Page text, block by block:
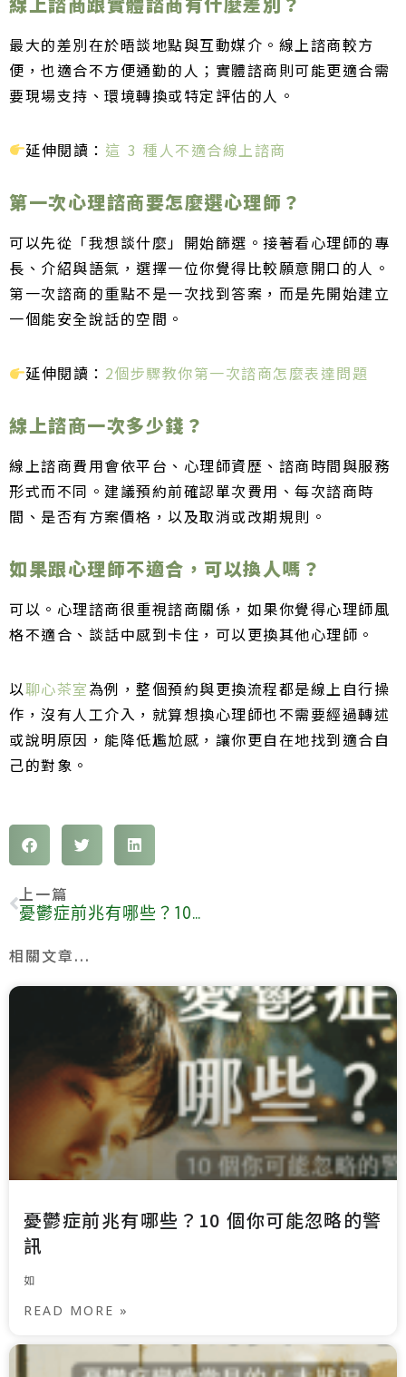
最大的差別在於晤談地點與互動媒介。線上諮商較方
便，也適合不方便通勤的人；實體諮商則可能更適合需
要現場支持、環境轉換或特定評估的人。
延伸閱讀： 這 3 種人不適合線上諮商
第一次心理諮商要怎麼選心理師？
可以先從「我想談什麼」開始篩選。接著看心理師的專
長、介紹與語氣，選擇一位你覺得比較願意開口的人。
第一次諮商的重點不是一次找到答案，而是先開始建立
一個能安全說話的空間。
延伸閱讀： 2個步驟教你第一次諮商怎麼表達問題
線上諮商一次多少錢？
線上諮商費用會依平台、心理師資歷、諮商時間與服務
形式而不同。建議預約前確認單次費用、每次諮商時
間、是否有方案價格，以及取消或改期規則。
如果跟心理師不適合，可以換人嗎？
可以。心理諮商很重視諮商關係，如果你覺得心理師風
格不適合、談話中感到卡住，可以更換其他心理師。
以聊心茶室為例，整個預約與更換流程都是線上自行操
作，沒有人工介入，就算想換心理師也不需要經過轉述
或說明原因，能降低尷尬感，讓你更自在地找到適合自
己的對象。
上一篇
憂鬱症前兆有哪些？10 個你可能忽略的警訊
相關文章...
憂鬱症前兆有哪些？10 個你可能忽略的警
訊
如
READ MORE »